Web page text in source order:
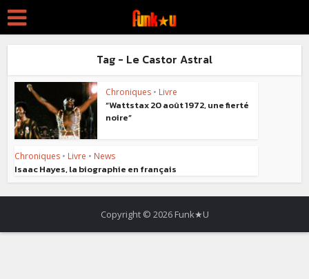
Tag - Le Castor Astral
Chroniques • Livre
“Wattstax 20 août 1972, une fierté
noire”
Chroniques • Livre • News
Isaac Hayes, la biographie en français
Copyright © 2026 Funk★U